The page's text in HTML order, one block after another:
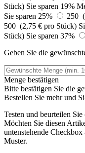
Stück) Sie sparen 19%
Sie sparen 25%
250
500 (2,75 € pro Stück)
Stück) Sie sparen 37%
Geben Sie die
Menge bestätigen
Bitte bestätigen Sie die
Bestellen Sie mehr und
Testen und beurteilen
Möchten Sie diesen
untenstehende
Muster.